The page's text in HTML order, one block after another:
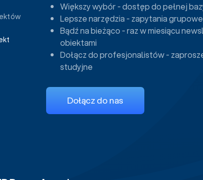
Większy wybór - dostęp do pełnej
Lepsze narzędzia - zapytania
Bądź na bieżąco - raz w miesiącu
obiektami
Dołącz do profesjonalistów -
studyjne
Dołącz do nas